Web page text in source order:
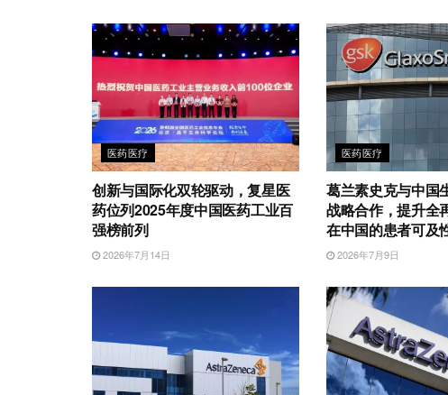
医药医疗
创新与国际化双轮驱动，复星医
药位列2025年度中国医药工业百
强榜前列
2026年7月14日
医药医疗
葛兰素史克与中国
战略合作，提升全
在中国的患者可及
2026年7月9日